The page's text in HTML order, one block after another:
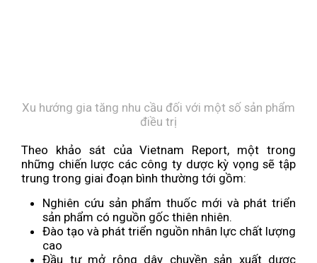
Xu hướng gia tăng nhu cầu đối với một số sản phẩm
điều trị
Theo khảo sát của Vietnam Report, một trong
những chiến lược các công ty dược kỳ vọng sẽ tập
trung trong giai đoạn bình thường tới gồm:
Nghiên cứu sản phẩm thuốc mới và phát triển
sản phẩm có nguồn gốc thiên nhiên.
Đào tạo và phát triển nguồn nhân lực chất lượng
cao
Đầu tư mở rộng dây chuyền sản xuất dược